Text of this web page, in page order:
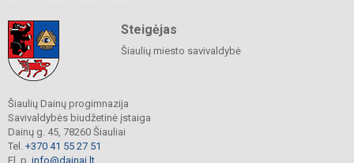
Steigėjas
Šiaulių miesto savivaldybė
Šiaulių Dainų progimnazija
Savivaldybės biudžetinė įstaiga
Dainų g. 45, 78260 Šiauliai
Tel. +370 41 55 27 51
El. p. info@dainai.lt